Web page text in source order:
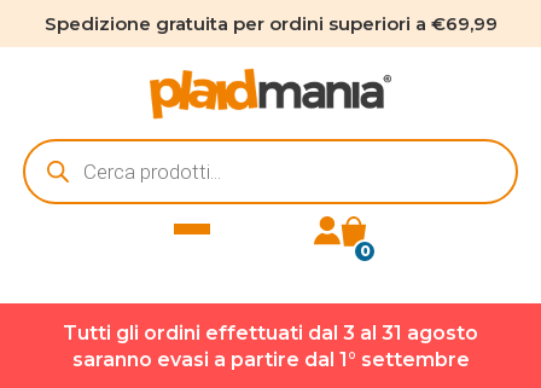
Spedizione gratuita per ordini superiori a €69,99
Ricerca
prodotti
0
Tutti gli ordini effettuati dal 3 al 31 agosto
saranno evasi a partire dal 1° settembre